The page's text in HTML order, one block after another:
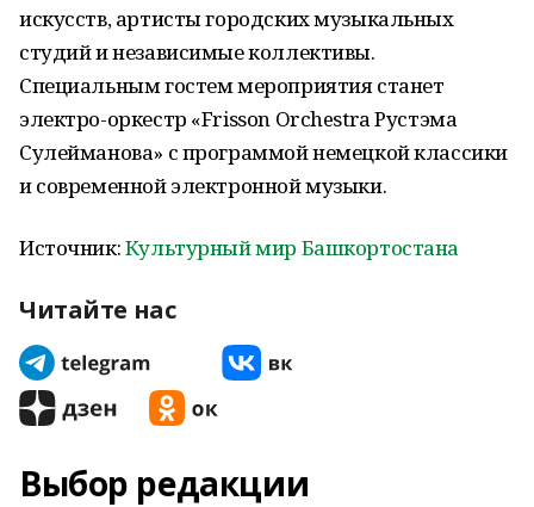
искусств, артисты городских музыкальных
студий и независимые коллективы.
Специальным гостем мероприятия станет
электро-оркестр «Frisson Orchestra Рустэма
Сулейманова» с программой немецкой классики
и современной электронной музыки.
Источник:Культурный мир Башкортостана
Читайте нас
Выбор редакции